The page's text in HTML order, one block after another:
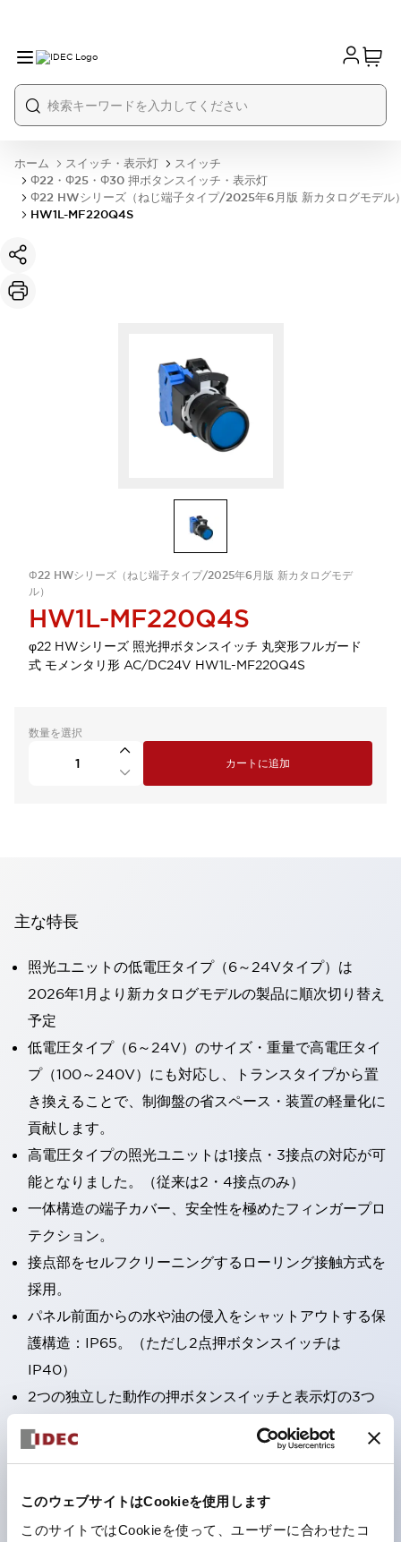
このウェブサイトはCookieを使用します
このサイトではCookieを使って、ユーザーに合わせたコ
ホーム スイッチ・表示灯
スイッチ
Φ22・Φ25・Φ30 押ボタンスイッチ・表示灯
Φ22 HWシリーズ（ねじ端子タイプ/2025年6月版 新カタログモデル
HW1L-MF220Q4S
Φ22 HWシリーズ（ねじ端子タイプ/2025年6月版 新カタログモデ
ル）
HW1L-MF220Q4S
φ22 HWシリーズ 照光押ボタンスイッチ 丸突形フルガード
式 モメンタリ形 AC/DC24V HW1L-MF220Q4S
数量を選択
カートに追加
主な特長
照光ユニットの低電圧タイプ（6～24Vタイプ）は
2026年1月より新カタログモデルの製品に順次切り替え
予定
低電圧タイプ（6～24V）のサイズ・重量で高電圧タイ
プ（100～240V）にも対応し、トランスタイプから置
き換えることで、制御盤の省スペース・装置の軽量化に
貢献します。
高電圧タイプの照光ユニットは1接点・3接点の対応が可
能となりました。（従来は2・4接点のみ）
一体構造の端子カバー、安全性を極めたフィンガープロ
テクション。
接点部をセルフクリーニングするローリング接触方式を
採用。
パネル前面からの水や油の侵入をシャットアウトする保
護構造：IP65。（ただし2点押ボタンスイッチは
IP40）
2つの独立した動作の押ボタンスイッチと表示灯の3つ
の機能を1つのスイッチで可能にした2点押ボタンスイッ
チも完備。
1つで6色の役をこなすLED球（LSRD球）。これまで色
ごとに分かれていたLED球を、1色のLED球で各色を表